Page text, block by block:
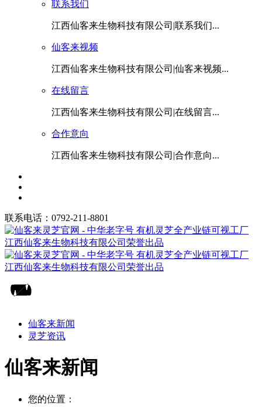
联系我们
江西仙客来生物科技有限公司|联系我们...
仙客来视频
江西仙客来生物科技有限公司|仙客来视频...
在线留言
江西仙客来生物科技有限公司|在线留言...
合作意向
江西仙客来生物科技有限公司|合作意向...
联系电话：0792-211-8801
仙客来新闻
灵芝资讯
仙客来新闻
您的位置：